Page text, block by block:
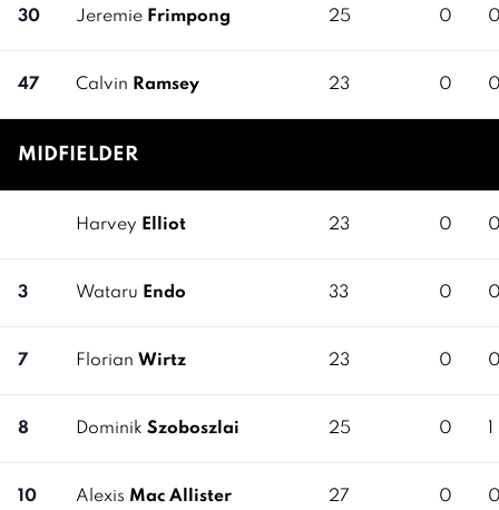
30 Jeremie Frimpong 25 0
47 Calvin Ramsey 23 0
MIDFIELDER
Harvey Elliot 23 0
3 Wataru Endo 33 0
7 Florian Wirtz 23 0
8 Dominik Szoboszlai 25 0
10 Alexis Mac Allister 27 0